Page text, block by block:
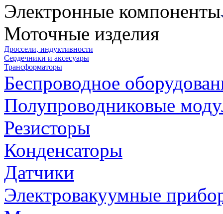
Электронные компоненты
Моточные изделия
Дроссели, индуктивности
Сердечники и аксесуары
Трансформаторы
Беспроводное
Полупроводниковые
Резисторы
Конденсаторы
Датчики
Электровакуумные